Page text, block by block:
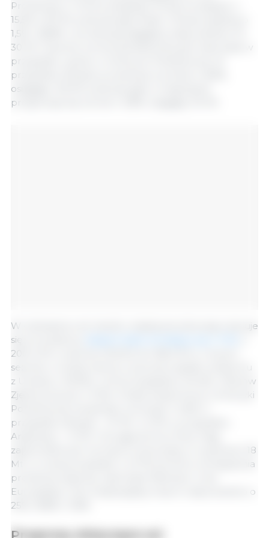
Produkcja w Unii Europejskiej ma się zmniejszyć o
15,5% z 60 Mt, podczas gdy Rosja i Ukraina spadną o
1,5% i 28,8%, z produkcją sięgającą odpowiednio 15 i
30 Mt. Znaczny wzrost spodziewany jest natomiast w
przypadku upraw w Ameryce Południowej. W
przypadku Brazylii, produkcja wzrośnie o 8,6%,
osiągając 126 Mt, podczas gdy w Argentynie
prognozuje się wzrost o 3,8%, osiągając 55 Mt.
W odniesieniu do handlu międzynarodowego szacuje
się, że światowy
200,4 Mt w sezonie 2021/22 do 185,6 Mt w nowym
sezonie, w dużej mierze z powodu spadku eksportu
z Ukrainy (-49,0%), Unii Europejskiej (-53,4%) i Stanów
Zjednoczonych (-3,1%). Podaż eksportowa z Ameryki
Południowej ma jednak wzrosnąć o 5,6% w
przypadku Brazylii - 47 Mt i o 5,1% w przypadku
Argentyny - 41 Mt. Z drugiej strony Chiny mają
zapotrzebować na import kukurydzy w wysokości 18
Mt, co oznacza spadek o 21,7% pomimo zmniejszenia
produkcji krajowej, natomiast Wietnam, Unia
Europejska i Iran zwiększyłyby import odpowiednio o
25%, 18,8% i 11,8%.
Prognozy dotyczące soi